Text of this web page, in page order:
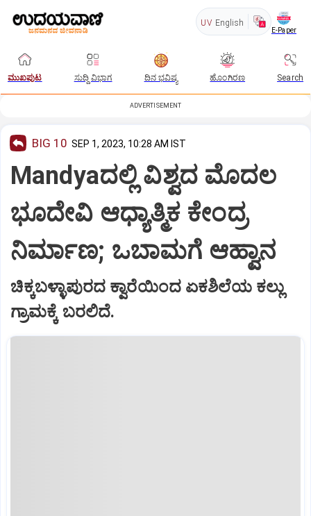
UV English
E-Paper
ಮುಖಪುಟ ಸುದ್ದಿ ವಿಭಾಗ ದಿನ ಭವಿಷ್ಯ ಹೊಂಗಿರಣ Search
ADVERTISEMENT
BIG 10 SEP 1, 2023, 10:28 AM IST
Mandyaದಲ್ಲಿ ವಿಶ್ವದ ಮೊದಲ
ಭೂದೇವಿ ಆಧ್ಯಾತ್ಮಿಕ ಕೇಂದ್ರ
ನಿರ್ಮಾಣ; ಒಬಾಮಗೆ ಆಹ್ವಾನ
ಚಿಕ್ಕಬಳ್ಳಾಪುರದ ಕ್ವಾರೆಯಿಂದ ಏಕಶಿಲೆಯ ಕಲ್ಲು
ಗ್ರಾಮಕ್ಕೆ ಬರಲಿದೆ.